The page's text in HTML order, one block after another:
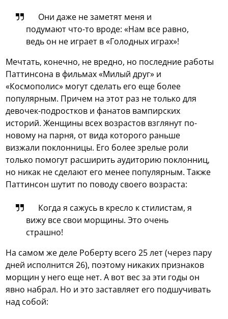
Они даже не заметят меня и
подумают что-то вроде: «Нам все равно,
ведь он не играет в «Голодных играх»!
Мечтать, конечно, не вредно, но последние работы
Паттинсона в фильмах «Милый друг» и
«Космополис» могут сделать его еще более
популярным. Причем на этот раз не только для
девочек-подростков и фанатов вампирских
историй. Женщины всех возрастов взглянут по-
новому на парня, от вида которого раньше
визжали поклонницы. Его более зрелые роли
только помогут расширить аудиторию поклонниц,
но никак не сделают его менее популярным. Также
Паттинсон шутит по поводу своего возраста:
Когда я сажусь в кресло к стилистам, я
вижу все свои морщины. Это очень
страшно!
На самом же деле Роберту всего 25 лет (через пару
дней исполнится 26), поэтому никаких признаков
морщин у него еще нет. А вот вес за эти годы он
явно набрал. Но и это заставляет его подшучивать
над собой: